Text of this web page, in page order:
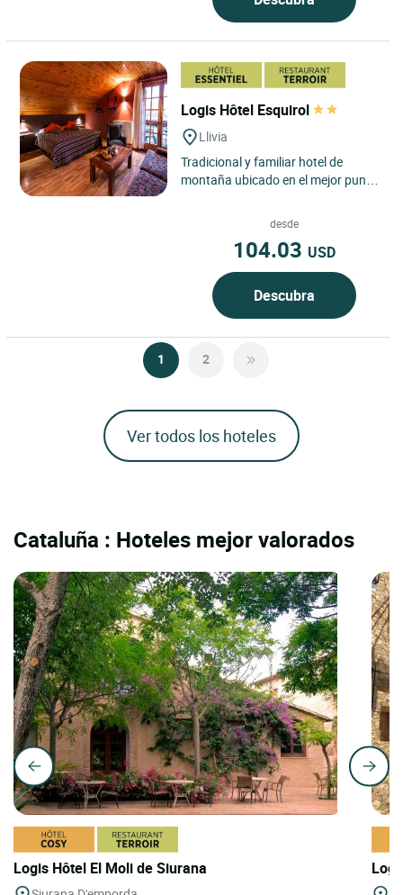
Logis Hôtel Esquirol
Llivia
Tradicional y familiar hotel de
montaña ubicado en el mejor punto
desde
104.03 USD
Descubra
1 2
Ver todos los hoteles
Cataluña : Hoteles mejor valorados
Logis Hôtel El Moli de Siurana